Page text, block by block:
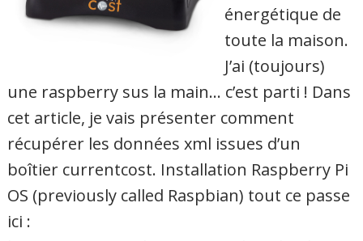
énergétique de
toute la maison.
J’ai (toujours)
une raspberry sus la main… c’est parti ! Dans
cet article, je vais présenter comment
récupérer les données xml issues d’un
boîtier currentcost. Installation Raspberry Pi
OS (previously called Raspbian) tout ce passe
ici :